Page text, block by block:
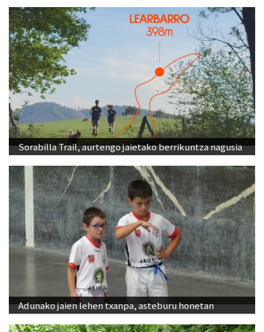
Sorabilla Trail, aurtengo jaietako berrikuntza nagusia
Adunako jaien lehen txanpa, asteburu honetan